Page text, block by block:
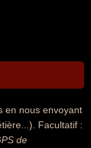
en nous envoyant
Facultatif :
de